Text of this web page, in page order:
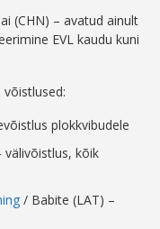
(CHN) – avatud ainult
EVL kaudu kuni
plokkvibudele
välivõistlus, kõik
/ Babite (LAT) –